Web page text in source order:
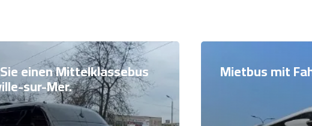
einen Mittelklassebus
sur-Mer.
Mietbus mit